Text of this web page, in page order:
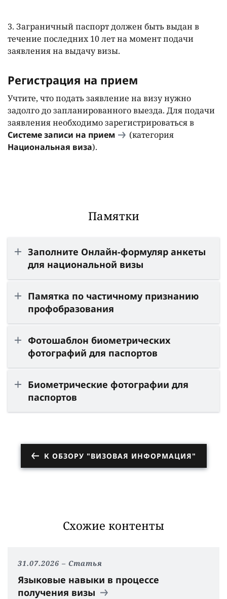
3. Заграничный паспорт должен быть выдан в
течение последних 10 лет на момент подачи
заявления на выдачу визы.
Регистрация на прием
Учтите, что подать заявление на визу нужно
задолго до запланированного выезда. Для подачи
заявления необходимо зарегистрироваться в
Системе записи на прием
(категория
Национальная виза).
Памятки
Заполните Онлайн-формуляр анкеты
для национальной визы
Памятка по частичному признанию
профобразования
Фотошаблон биометрических
фотографий для паспортов
Биометрические фотографии для
паспортов
К ОБЗОРУ "ВИЗОВАЯ ИНФОРМАЦИЯ"
Схожие контенты
31.07.2026 Статья
Языковые навыки в процессе
получения визы